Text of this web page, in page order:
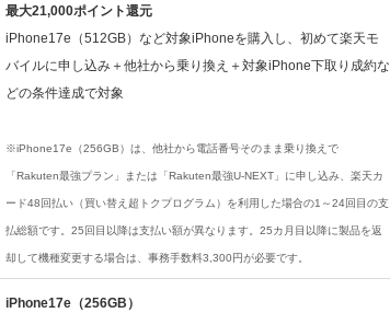
最大21,000ポイント還元
iPhone17e（512GB）など対象iPhoneを購入し、初めて楽天モ
バイルに申し込み＋他社から乗り換え＋対象iPhone下取り成約な
どの条件達成で対象
※iPhone17e（256GB）は、他社から電話番号そのまま乗り換えで
「Rakuten最強プラン」または「Rakuten最強U-NEXT」に申し込み、楽天カ
ード48回払い（買い替え超トクプログラム）を利用した場合の1～24回目の支
払総額です。25回目以降は支払い額が異なります。25カ月目以降に製品を返
却して機種変更する場合は、事務手数料3,300円が必要です。
iPhone17e（256GB）